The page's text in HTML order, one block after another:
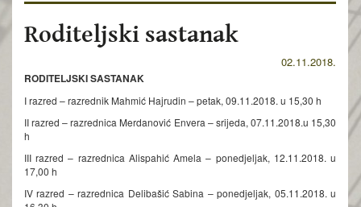
Roditeljski sastanak
02.11.2018.
RODITELJSKI SASTANAK
I razred – razrednik Mahmić Hajrudin – petak, 09.11.2018. u 15,30 h
II razred – razrednica Merdanović Envera – srijeda, 07.11.2018.u 15,30
h
III razred – razrednica Alispahić Amela – ponedjeljak, 12.11.2018. u
17,00 h
IV razred – razrednica Delibašić Sabina – ponedjeljak, 05.11.2018. u